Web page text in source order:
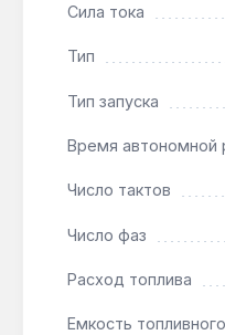
на 30-40% по
Как часто нужно
моточасов —
контроль уровня
Сила тока
Тип
Тип запуска
Время автономной
Число тактов
Число фаз
Расход топлива
Емкость